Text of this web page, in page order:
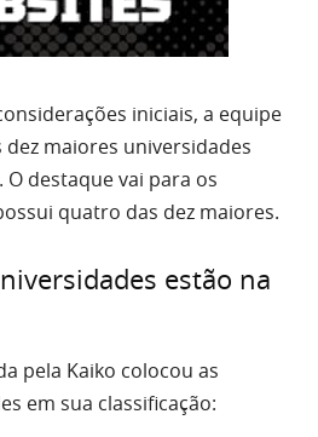
iniciais, a equipe
dez maiores universidades
destaque vai para os
quatro das dez maiores.
estão na
pela Kaiko colocou as
em sua classificação: